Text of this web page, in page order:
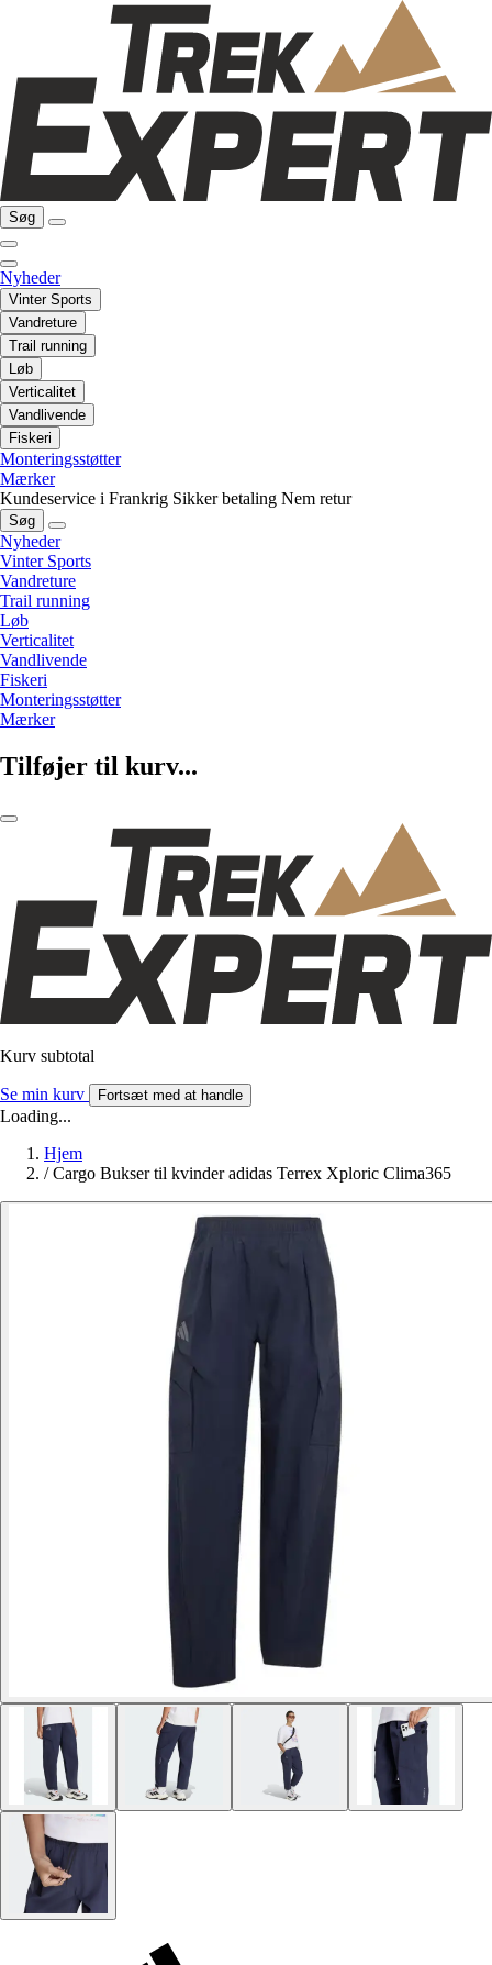
Søg
Nyheder
Vinter Sports
Vandreture
Trail running
Løb
Verticalitet
Vandlivende
Fiskeri
Monteringsstøtter
Mærker
Kundeservice i Frankrig Sikker betaling Nem retur
Søg
Nyheder
Vinter Sports
Vandreture
Trail running
Løb
Verticalitet
Vandlivende
Fiskeri
Monteringsstøtter
Mærker
Tilføjer til kurv...
Kurv subtotal
Se min kurv Fortsæt med at handle
Loading...
Hjem
/ Cargo Bukser til kvinder adidas Terrex Xploric Clima365